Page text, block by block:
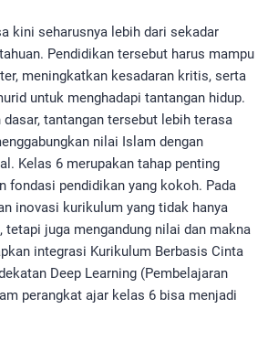
kini seharusnya lebih dari sekadar
Pendidikan tersebut harus mampu
meningkatkan kesadaran kritis, serta
untuk menghadapi tantangan hidup.
tantangan tersebut lebih terasa
nilai Islam dengan
Kelas 6 merupakan tahap penting
fondasi pendidikan yang kokoh. Pada
inovasi kurikulum yang tidak hanya
tetapi juga mengandung nilai dan makna
integrasi Kurikulum Berbasis Cinta
Deep Learning (Pembelajaran
perangkat ajar kelas 6 bisa menjadi